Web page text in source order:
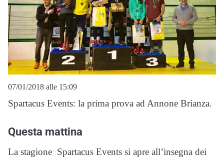
07/01/2018 alle 15:09
Spartacus Events: la prima prova ad Annone Brianza.
Questa mattina
La stagione Spartacus Events si apre all’insegna dei